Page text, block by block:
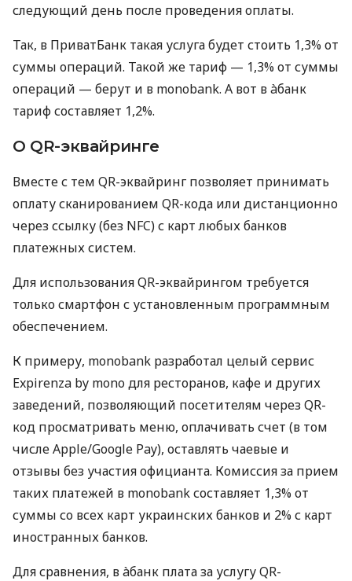
следующий день после проведения оплаты.
Так, в ПриватБанк такая услуга будет стоить 1,3% от
суммы операций. Такой же тариф — 1,3% от суммы
операций — берут и в monobank. А вот в àбанк
тариф составляет 1,2%.
О QR-эквайринге
Вместе с тем QR-эквайринг позволяет принимать
оплату сканированием QR-кода или дистанционно
через ссылку (без NFC) с карт любых банков
платежных систем.
Для использования QR-эквайрингом требуется
только смартфон с установленным программным
обеспечением.
К примеру, monobank разработал целый сервис
Expirenza by mono для ресторанов, кафе и других
заведений, позволяющий посетителям через QR-
код просматривать меню, оплачивать счет (в том
числе Apple/Google Pay), оставлять чаевые и
отзывы без участия официанта. Комиссия за прием
таких платежей в monobank составляет 1,3% от
суммы со всех карт украинских банков и 2% с карт
иностранных банков.
Для сравнения, в àбанк плата за услугу QR-